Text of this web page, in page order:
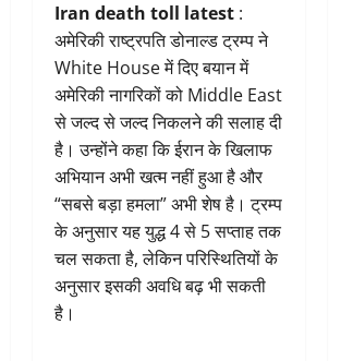
Iran death toll latest :
अमेरिकी राष्ट्रपति डोनाल्ड ट्रम्प ने
White House में दिए बयान में
अमेरिकी नागरिकों को Middle East
से जल्द से जल्द निकलने की सलाह दी
है। उन्होंने कहा कि ईरान के खिलाफ
अभियान अभी खत्म नहीं हुआ है और
“सबसे बड़ा हमला” अभी शेष है। ट्रम्प
के अनुसार यह युद्ध 4 से 5 सप्ताह तक
चल सकता है, लेकिन परिस्थितियों के
अनुसार इसकी अवधि बढ़ भी सकती
है।